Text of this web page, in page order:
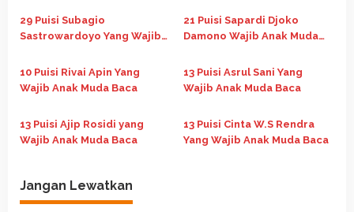
p
o
s
Belum Sembuh
PAHLAWAN NASIONAL YANG
DI INISIASI KOSGORO 1957
29 Puisi Subagio
Sastrowardoyo Yang Wajib
21 Puisi Sapardi Djoko
Damono Wajib Anak Muda
10 Puisi Rivai Apin Yang
Wajib Anak Muda Baca
13 Puisi Asrul Sani Yang
Wajib Anak Muda Baca
13 Puisi Ajip Rosidi yang
Wajib Anak Muda Baca
13 Puisi Cinta W.S Rendra
Yang Wajib Anak Muda Baca
Jangan Lewatkan